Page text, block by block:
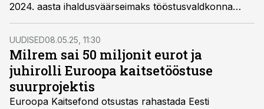
2024. aasta ihaldusväärseimaks tööstusvaldkonna
tööandjaks Eesti Energia.
UUDISED08.05.25, 11:30
Milrem sai 50 miljonit eurot ja
juhirolli Euroopa kaitsetööstuse
suurprojektis
Euroopa Kaitsefond otsustas rahastada Eesti